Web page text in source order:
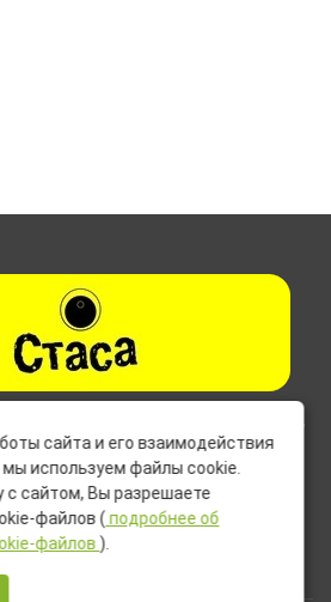
являются публичной офертой (ст.435,
товаров могут включать
и компоненты, не входящие в
товара.
сайта и его взаимодействия
используем файлы cookie.
с сайтом, Вы разрешаете
файлов ( подробнее об
файлов ).